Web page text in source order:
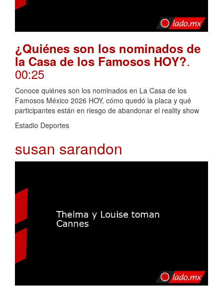
¿Quiénes son los nominados de
la Casa de los Famosos HOY?.
00:25
Conoce quiénes son los nominados en La Casa de los
Famosos México 2026 HOY, cómo quedó la placa y qué
participantes están en riesgo de abandonar el reality show
Estadio Deportes
susan sarandon